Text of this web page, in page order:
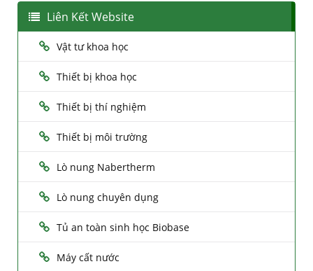
Liên Kết Website
Vật tư khoa học
Thiết bị khoa học
Thiết bị thí nghiệm
Thiết bị môi trường
Lò nung Nabertherm
Lò nung chuyên dụng
Tủ an toàn sinh học Biobase
Máy cất nước